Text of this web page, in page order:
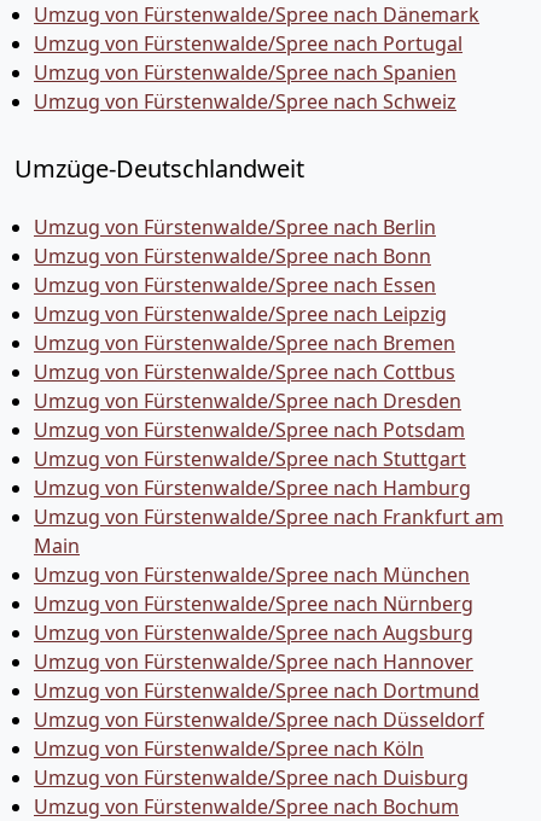
Umzug von Fürstenwalde/Spree nach Dänemark
Umzug von Fürstenwalde/Spree nach Portugal
Umzug von Fürstenwalde/Spree nach Spanien
Umzug von Fürstenwalde/Spree nach Schweiz
Umzüge-Deutschlandweit
Umzug von Fürstenwalde/Spree nach Berlin
Umzug von Fürstenwalde/Spree nach Bonn
Umzug von Fürstenwalde/Spree nach Essen
Umzug von Fürstenwalde/Spree nach Leipzig
Umzug von Fürstenwalde/Spree nach Bremen
Umzug von Fürstenwalde/Spree nach Cottbus
Umzug von Fürstenwalde/Spree nach Dresden
Umzug von Fürstenwalde/Spree nach Potsdam
Umzug von Fürstenwalde/Spree nach Stuttgart
Umzug von Fürstenwalde/Spree nach Hamburg
Umzug von Fürstenwalde/Spree nach Frankfurt am
Main
Umzug von Fürstenwalde/Spree nach München
Umzug von Fürstenwalde/Spree nach Nürnberg
Umzug von Fürstenwalde/Spree nach Augsburg
Umzug von Fürstenwalde/Spree nach Hannover
Umzug von Fürstenwalde/Spree nach Dortmund
Umzug von Fürstenwalde/Spree nach Düsseldorf
Umzug von Fürstenwalde/Spree nach Köln
Umzug von Fürstenwalde/Spree nach Duisburg
Umzug von Fürstenwalde/Spree nach Bochum